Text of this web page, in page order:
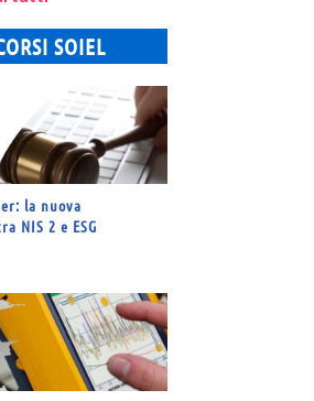
SOIEL
la nuova
NIS 2 e ESG